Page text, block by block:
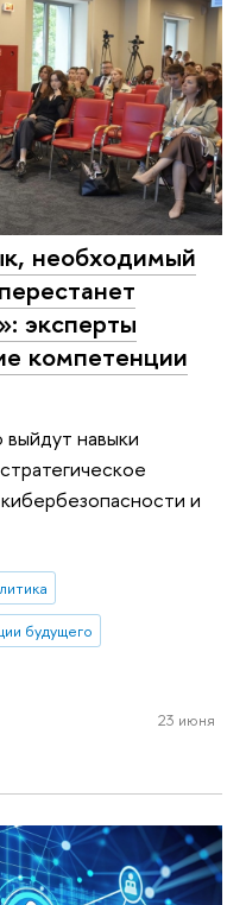
необходимый
эксперты
компетенции
навыки
и
будущего
23 июня